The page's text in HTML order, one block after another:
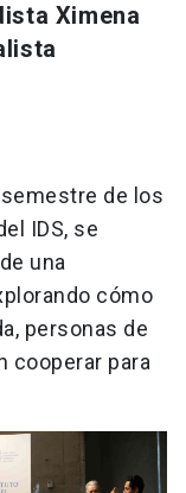
Ximena
de los
IDS, se
una
cómo
personas de
cooperar para